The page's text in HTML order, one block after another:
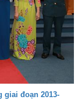
giai đoạn 2013-